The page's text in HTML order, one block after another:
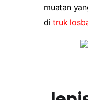
muatan
ditruk